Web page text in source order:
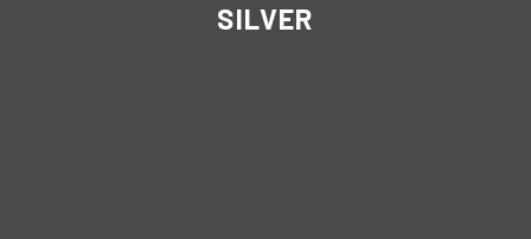
SILVER